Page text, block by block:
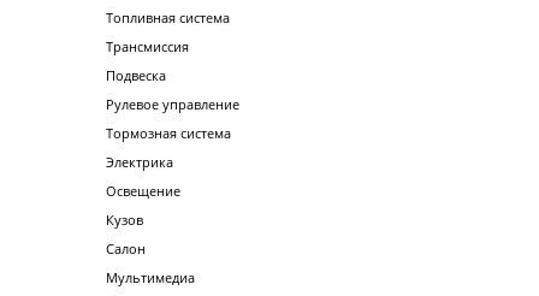
Топливная система
Трансмиссия
Подвеска
Рулевое управление
Тормозная система
Электрика
Освещение
Кузов
Салон
Мультимедиа